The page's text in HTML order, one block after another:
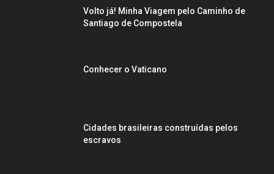
Volto já! Minha Viagem pelo Caminho de
Santiago de Compostela
Conhecer o Vaticano
Cidades brasileiras construídas pelos
escravos